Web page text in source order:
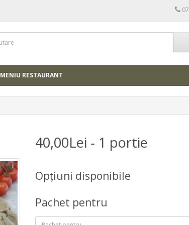
MENIU RESTAURANT
40,00Lei - 1 portie
Opţiuni disponibile
Pachet pentru